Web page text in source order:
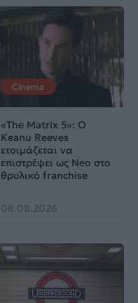
Cinema
«The Matrix 5»: Ο
Keanu Reeves
ετοιμάζεται να
επιστρέψει ως Neo στο
θρυλικό franchise
08.08.2026